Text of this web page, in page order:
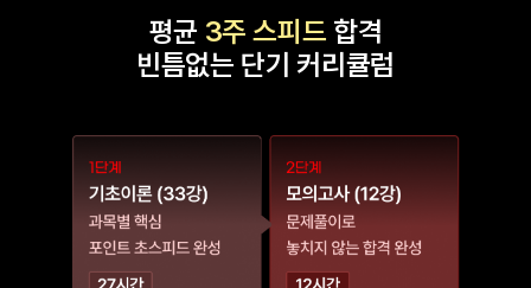
평균 3주 스피드 합격
빈틈없는 단기 커리큘럼